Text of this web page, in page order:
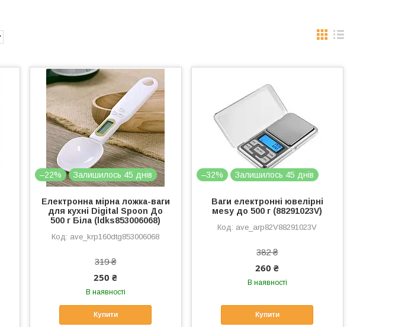
–22% Залишилось 45 днів
Електронна мірна ложка-ваги
для кухні Digital Spoon До
500 г Біла (ldks853006068)
ave_krp160dtg853006068
319 ₴
250 ₴
В наявності
Купити
–32% Залишилось 45 днів
Ваги електронні ювелірні
меsy до 500 г (88291023V)
ave_arp82V88291023V
382 ₴
260 ₴
В наявності
Купити